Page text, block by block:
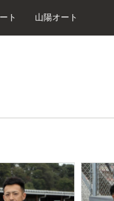
ト 山陽オート